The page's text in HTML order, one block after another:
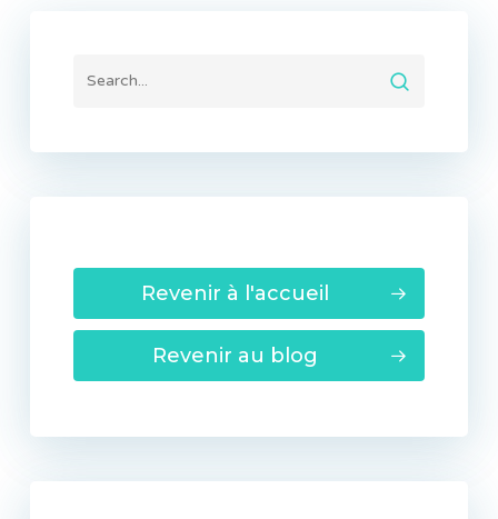
Revenir à l'accueil
Revenir au blog